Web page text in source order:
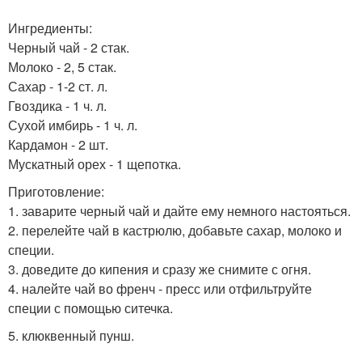
Ингредиенты:
Черный чай - 2 стак.
Молоко - 2, 5 стак.
Сахар - 1-2 ст. л.
Гвоздика - 1 ч. л.
Сухой имбирь - 1 ч. л.
Кардамон - 2 шт.
Мускатный орех - 1 щепотка.
Приготовление:
1. заварите черный чай и дайте ему немного настояться.
2. перелейте чай в кастрюлю, добавьте сахар, молоко и
специи.
3. доведите до кипения и сразу же снимите с огня.
4. налейте чай во френч - пресс или отфильтруйте
специи с помощью ситечка.
5. клюквенный пунш.